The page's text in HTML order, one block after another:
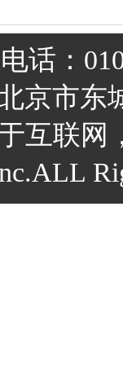
话：
京市东
互联网